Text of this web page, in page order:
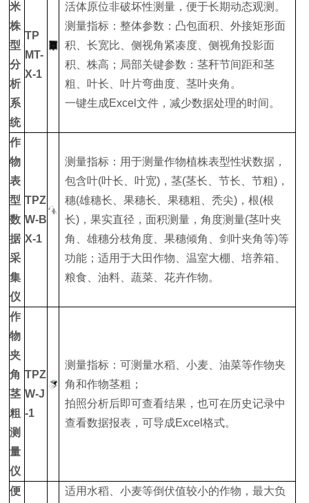
米
株
型
分
析
系
统
TP
MT-
X-1
活体原位非破坏性测量，便于长期动态观测。
测量指标：整体参数：凸包面积、外接矩形面
积、长宽比、侧视角紧凑度、侧视角投影面
积、株高；局部关键参数：茎秆节间距和茎
粗、叶长、叶片弯曲度、茎叶夹角。
一键生成Excel文件，减少数据处理的时间。
作
物
表
型
数
据
采
集
仪
TPZ
W-B
X-1
测量指标：用于测量作物植株表型性状数据，
包含叶(叶长、叶宽)，茎(茎长、节长、节粗)，
穗(雄穗长、果穗长、果穗粗、秃尖)，根(根
长)，果实直径，面积测量，角度测量(茎叶夹
角、雄穗分枝角度、果穗倾角、剑叶夹角等)等
功能；适用于大田作物、温室大棚、培养箱、
粮食、油料、蔬菜、花卉作物。
作
物
夹
角
茎
粗
测
量
仪
TPZ
W-J
-1
测量指标：可测量水稻、小麦、油菜等作物夹
角和作物茎粗；
拍照分析后即可查看结果，也可在历史记录中
查看数据报表，可导成Excel格式。
便 适用水稻、小麦等倒伏值较小的作物，最大负